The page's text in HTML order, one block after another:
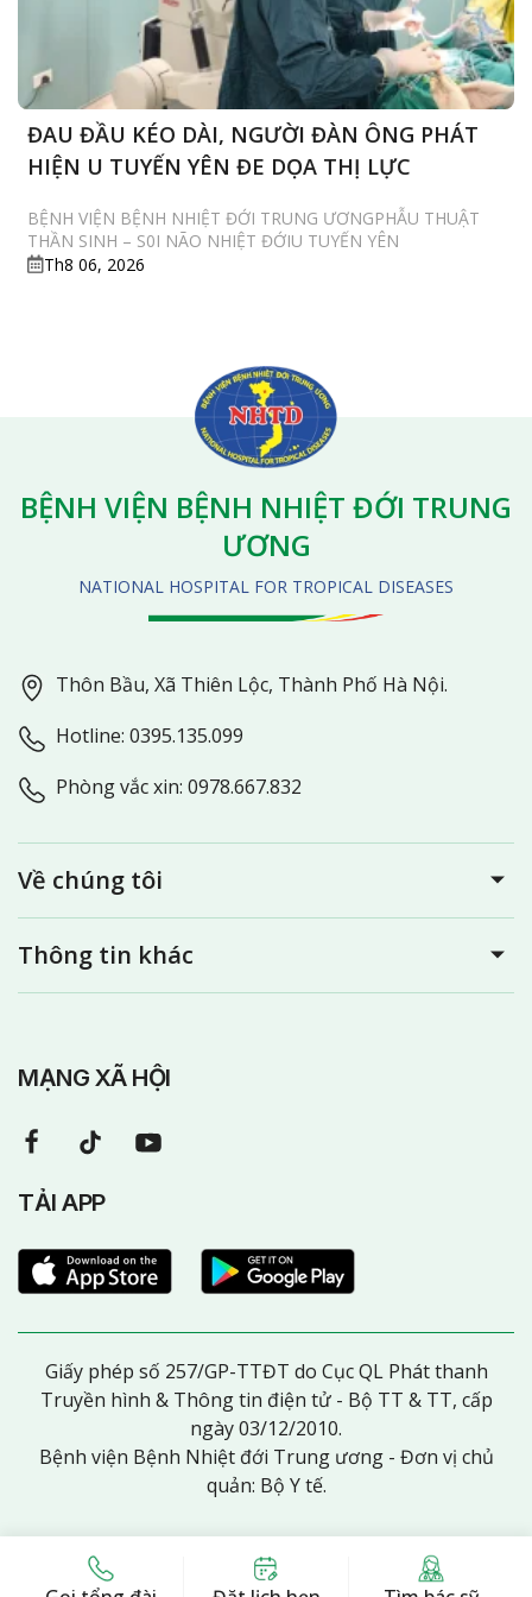
ĐAU ĐẦU KÉO DÀI, NGƯỜI ĐÀN ÔNG PHÁT
HIỆN U TUYẾN YÊN ĐE DỌA THỊ LỰC
BỆNH VIỆN BỆNH NHIỆT ĐỚI TRUNG ƯƠNGPHẪU THUẬT
THẦN SINH – S0I NÃO NHIỆT ĐỚIU TUYẾN YÊN
Th8 06, 2026
BỆNH VIỆN BỆNH NHIỆT ĐỚI TRUNG
ƯƠNG
NATIONAL HOSPITAL FOR TROPICAL DISEASES
Thôn Bầu, Xã Thiên Lộc, Thành Phố Hà Nội.
Hotline: 0395.135.099
Phòng vắc xin: 0978.667.832
Về chúng tôi
Thông tin khác
MẠNG XÃ HỘI
TẢI APP
Giấy phép số 257/GP-TTĐT do Cục QL Phát thanh
Truyền hình & Thông tin điện tử - Bộ TT & TT, cấp
ngày 03/12/2010.
Bệnh viện Bệnh Nhiệt đới Trung ương - Đơn vị chủ
quản: Bộ Y tế.